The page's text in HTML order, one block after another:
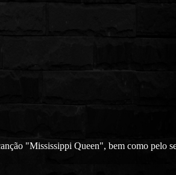
"Mississippi Queen", bem como pelo